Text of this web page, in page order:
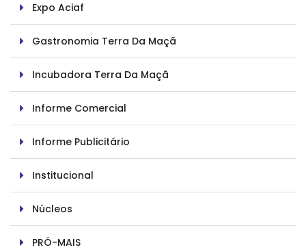
Expo Aciaf
Gastronomia Terra Da Maçã
Incubadora Terra Da Maçã
Informe Comercial
Informe Publicitário
Institucional
Núcleos
PRÓ-MAIS